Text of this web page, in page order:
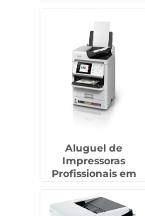
Aluguel de
Impressoras
Profissionais em